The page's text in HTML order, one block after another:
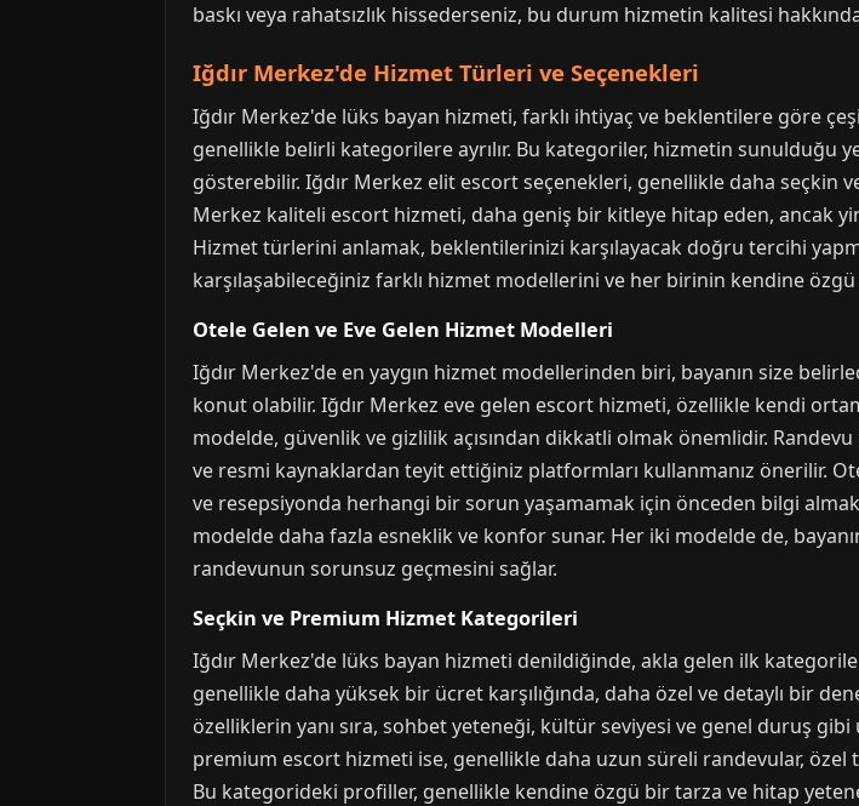
baskı veya rahatsızlık hissederseniz, bu durum hizmetin kalitesi
Iğdır Merkez'de Hizmet Türleri ve Seçenekleri
Iğdır Merkez'de lüks bayan hizmeti, farklı ihtiyaç ve beklentilere göre
genellikle belirli kategorilere ayrılır. Bu kategoriler, hizmetin sunulduğu
gösterebilir. Iğdır Merkez elit escort seçenekleri, genellikle daha seçkin
Merkez kaliteli escort hizmeti, daha geniş bir kitleye hitap eden, ancak
Hizmet türlerini anlamak, beklentilerinizi karşılayacak doğru tercihi
karşılaşabileceğiniz farklı hizmet modellerini ve her birinin kendine özgü
Otele Gelen ve Eve Gelen Hizmet Modelleri
Iğdır Merkez'de en yaygın hizmet modellerinden biri, bayanın size
konut olabilir. Iğdır Merkez eve gelen escort hizmeti, özellikle kendi
modelde, güvenlik ve gizlilik açısından dikkatli olmak önemlidir.
ve resmi kaynaklardan teyit ettiğiniz platformları kullanmanız önerilir.
ve resepsiyonda herhangi bir sorun yaşamamak için önceden bilgi
modelde daha fazla esneklik ve konfor sunar. Her iki modelde de,
randevunun sorunsuz geçmesini sağlar.
Seçkin ve Premium Hizmet Kategorileri
Iğdır Merkez'de lüks bayan hizmeti denildiğinde, akla gelen ilk
genellikle daha yüksek bir ücret karşılığında, daha özel ve detaylı bir
özelliklerin yanı sıra, sohbet yeteneği, kültür seviyesi ve genel duruş
premium escort hizmeti ise, genellikle daha uzun süreli randevular,
Bu kategorideki profiller, genellikle kendine özgü bir tarza ve hitap